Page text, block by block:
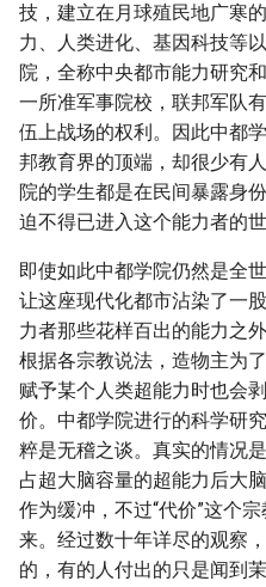
技，建立在月球殖民地广寒
力、人类进化、基因科技等
院，全称中央都市能力研究
一所准军事院校，联邦军队
伍上战场的权利。因此中都
邦教育界的顶端，却很少有
院的学生都是在民间暴露身
迫不得已进入这个能力者的世
即使如此中都学院仍然是全
让这座现代化都市沾染了一
力者那些花样百出的能力之
根据各宗教说法，造物主为
赋予某个人类超能力时也会
价。中都学院进行的科学研
粹是无稽之谈。真实的情况
占超大脑容量的超能力后大
作为缓冲，不过“代价”这个
来。经过数十年详尽的观察
的，有的人付出的只是闻到